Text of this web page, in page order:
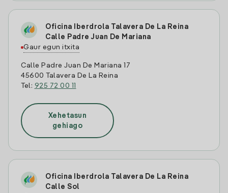
Oficina Iberdrola Talavera De La Reina
Calle Padre Juan De Mariana
Gaur egun itxita
Calle Padre Juan De Mariana 17
45600 Talavera De La Reina
Tel: 925 72 00 11
Xehetasun
gehiago
Oficina Iberdrola Talavera De La Reina
Calle Sol